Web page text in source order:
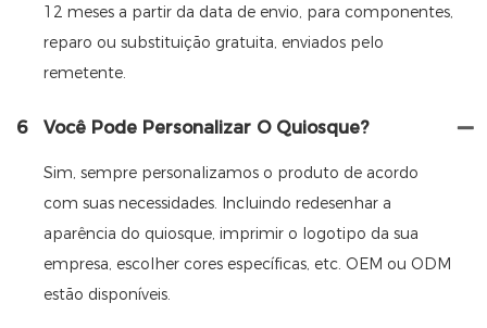
12 meses a partir da data de envio, para componentes,
reparo ou substituição gratuita, enviados pelo
remetente.
6 Você Pode Personalizar O Quiosque?
Sim, sempre personalizamos o produto de acordo
com suas necessidades. Incluindo redesenhar a
aparência do quiosque, imprimir o logotipo da sua
empresa, escolher cores específicas, etc. OEM ou ODM
estão disponíveis.